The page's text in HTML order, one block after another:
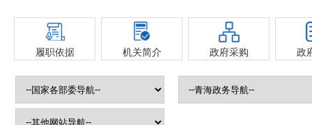
履职依据 机关简介 政府采购 政